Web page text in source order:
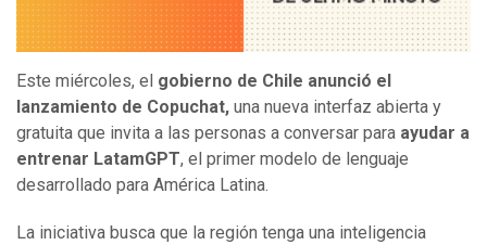
Este miércoles, el gobierno de Chile anunció el
lanzamiento de Copuchat, una nueva interfaz abierta y
gratuita que invita a las personas a conversar para ayudar a
entrenar LatamGPT, el primer modelo de lenguaje
desarrollado para América Latina.
La iniciativa busca que la región tenga una inteligencia